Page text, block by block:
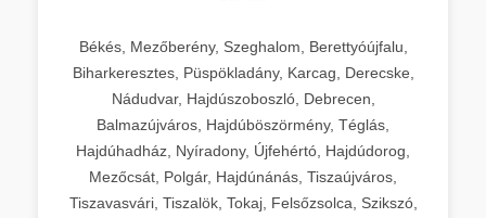
Békés, Mezőberény, Szeghalom, Berettyóújfalu,
Biharkeresztes, Püspökladány, Karcag, Derecske,
Nádudvar, Hajdúszoboszló, Debrecen,
Balmazújváros, Hajdúböszörmény, Téglás,
Hajdúhadház, Nyíradony, Újfehértó, Hajdúdorog,
Mezőcsát, Polgár, Hajdúnánás, Tiszaújváros,
Tiszavasvári, Tiszalök, Tokaj, Felsőzsolca, Szikszó,